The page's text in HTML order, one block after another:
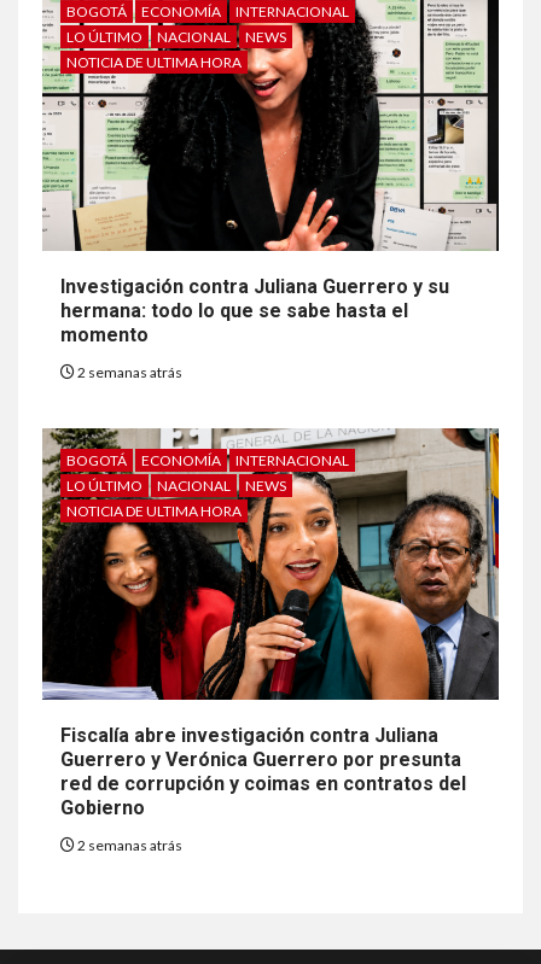
BOGOTÁ ECONOMÍA
INTERNACIONAL
LO ÚLTIMO
NACIONAL
NEWS
NOTICIA DE ULTIMA HORA
Investigación contra Juliana Guerrero y su
hermana: todo lo que se sabe hasta el
momento
2 semanas atrás
BOGOTÁ ECONOMÍA
INTERNACIONAL
LO ÚLTIMO
NACIONAL
NEWS
NOTICIA DE ULTIMA HORA
Fiscalía abre investigación contra Juliana
Guerrero y Verónica Guerrero por presunta
red de corrupción y coimas en contratos del
Gobierno
2 semanas atrás